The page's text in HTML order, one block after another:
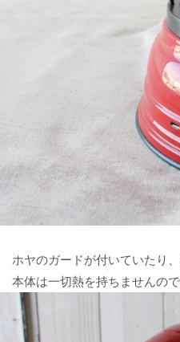
ホヤのガードが付いていたり
本体は一切熱を持ちませんの